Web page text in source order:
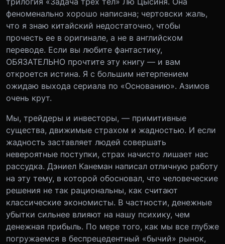
феноменально хорошо написана; чертовски жаль,
что я знаю китайский недостаточно, чтобы
прочесть ее в оригинале, а не в английском
переводе. Если вы любите фантастику,
ОБЯЗАТЕЛЬНО прочтите эту книгу — и вам
откроется истина. Я с большим нетерпением
ожидаю выхода сериала по «Основанию». Азимов
очень крут.
Мы, трейдеры и инвесторы, — примитивные
существа, движимые страхом и жадностью. И если
жадность заставляет людей совершать
невероятные поступки, страх начисто лишает нас
рассудка. Дэниел Канеман написал отличную работу
на эту тему, в которой обосновал, что человеческие
решения не так рациональны, как считают
классические экономисты. В частности, денежные
убытки сильнее влияют на нашу психику, чем
денежная прибыль. По мере того, как мы все глубже
погружаемся в беспрецедентный «бычий» рынок,